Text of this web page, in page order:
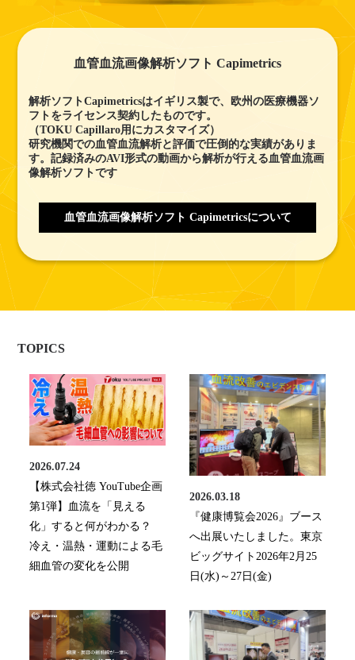
血管血流画像解析ソフト Capimetrics
解析ソフトCapimetricsはイギリス製で、欧州の医療機器ソ
フトをライセンス契約したものです。
（TOKU Capillaro用にカスタマイズ）
研究機関での血管血流解析と評価で圧倒的な実績がありま
す。記録済みのAVI形式の動画から解析が行える血管血流画
像解析ソフトです
血管血流画像解析ソフト Capimetricsについて
TOPICS
2026.07.24
【株式会社徳 YouTube企画
第1弾】血流を「見える
化」すると何がわかる？
冷え・温熱・運動による毛
細血管の変化を公開
2026.03.18
『健康博覧会2026』ブース
へ出展いたしました。東京
ビッグサイト2026年2月25
日(水)～27日(金)